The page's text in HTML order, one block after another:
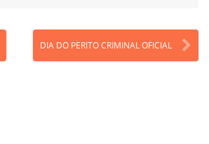
DIA DO PERITO CRIMINAL OFICIAL